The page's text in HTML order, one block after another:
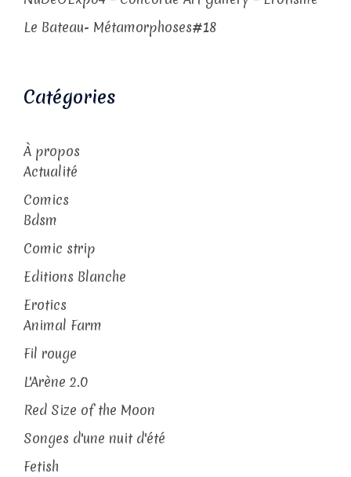
Le Bateau- Métamorphoses#18
Catégories
À propos
Actualité
Comics
Bdsm
Comic strip
Editions Blanche
Erotics
Animal Farm
Fil rouge
L'Arène 2.0
Red Size of the Moon
Songes d'une nuit d'été
Fetish